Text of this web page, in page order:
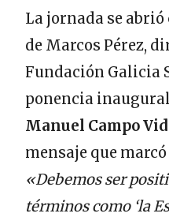
La jornada se
de Marcos Pérez,
Fundación Galicia
ponencia
Manuel Campo
mensaje que
«Debemos ser
términos como ‘la